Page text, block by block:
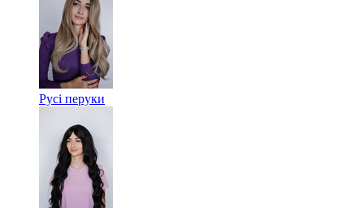
Русі перуки